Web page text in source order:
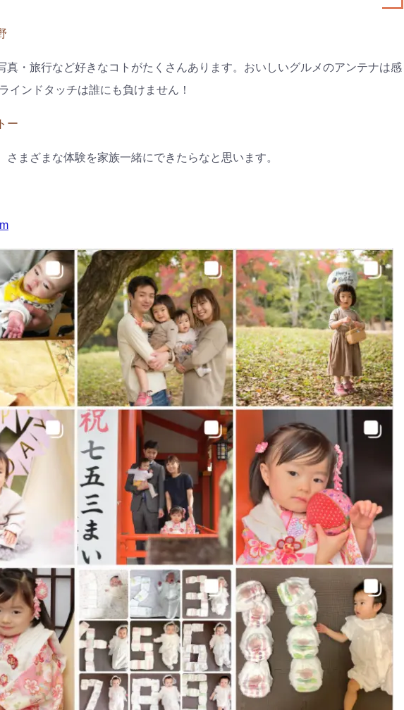
真・旅行など好きなコトがたくさんあります。おいしいグルメのアンテナは感
インドタッチは誰にも負けません！
ー
さまざまな体験を家族一緒にできたらなと思います。